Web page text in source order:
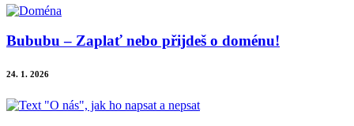
Bububu – Zaplať nebo přijdeš o doménu!
24. 1. 2026